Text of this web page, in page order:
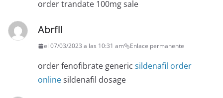
order trandate 100mg sale
Abrfll
el 07/03/2023 a las 10:31 am Enlace permanente
order fenofibrate generic sildenafil order
onlinesildenafil dosage